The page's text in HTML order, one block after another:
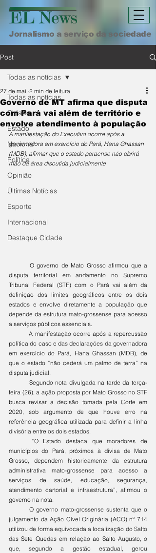
Jornalismo a serviço da sociedade
Post
Todas as notícias
Cidade
Estado
Nacional
Política
Opinião
Últimas Notícias
Esporte
Internacional
Destaque Cidade
Todas as notícias
Governo de MT afirma que disputa
com Pará vai além de território e
envolve atendimento à população
27 de mai. 2 min de leitura
A manifestação do Executivo ocorre após a
governadora em exercício do Pará, Hana Ghassan
(MDB), afirmar que o estado paraense não abrirá
mão da área discutida judicialmente
disputa territorial em andamento no Supremo
Tribunal Federal (STF) com o Pará vai além da
definição dos limites geográficos entre os dois
estados e envolve diretamente a população que
depende da estrutura mato-grossense para acesso
a serviços públicos essenciais.
	A manifestação ocorre após a repercussão
política do caso e das declarações da governadora
em exercício do Pará, Hana Ghassan (MDB), de
que o estado “não cederá um palmo de terra” na
disputa judicial.
feira (26), a ação proposta por Mato Grosso no STF
busca revisar a decisão tomada pela Corte em
2020, sob argumento de que houve erro na
referência geográfica utilizada para definir a linha
divisória entre os dois estados.
municípios do Pará, próximos à divisa de Mato
Grosso, dependem historicamente da estrutura
administrativa mato-grossense para acesso a
serviços de saúde, educação, segurança,
atendimento cartorial e infraestrutura”, afirmou o
governo na nota.
	O governo mato-grossense sustenta que o
julgamento da Ação Cível Originária (ACO) nº 714
utilizou de forma equivocada a localização do Salto
das Sete Quedas em relação ao Salto Augusto, o
que, segundo a gestão estadual, gerou